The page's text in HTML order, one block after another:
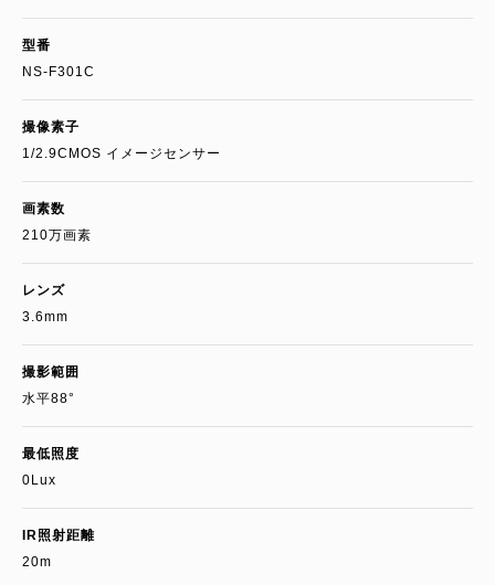
型番
NS-F301C
撮像素子
1/2.9CMOS イメージセンサー
画素数
210万画素
レンズ
3.6mm
撮影範囲
水平88°
最低照度
0Lux
IR照射距離
20m